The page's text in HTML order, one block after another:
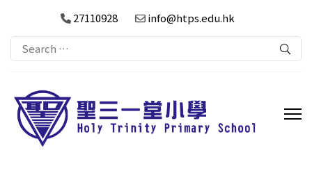
27110928 info@htps.edu.hk
Search
for: